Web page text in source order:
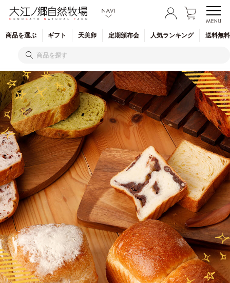
商品を選ぶ ギフト 天美卵 定期頒布会 人気ランキング 送料無